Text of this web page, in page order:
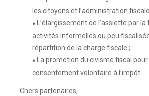
les citoyens et l’administration
●
L’élargissement de l’assiette par
activités informelles ou peu
répartition de la charge fiscale ;
●
La promotion du civisme fiscal pour
consentement volontaire à l’impôt.
Chers partenaires,